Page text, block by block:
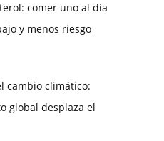
comer uno al día
y menos riesgo
cambio climático:
global desplaza el